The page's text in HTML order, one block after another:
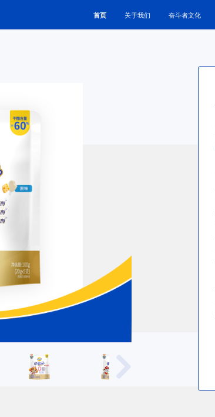
首页 关于我们 奋斗者文化